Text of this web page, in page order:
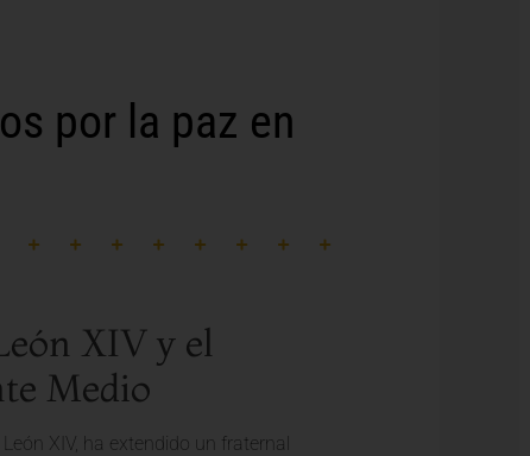
por la paz en
XIV y el
Medio
XIV, ha extendido un fraternal